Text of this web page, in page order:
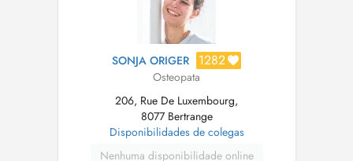
SONJA ORIGER 1282
Osteopata
206, Rue De Luxembourg,
8077 Bertrange
Disponibilidades de colegas
Nenhuma disponibilidade online